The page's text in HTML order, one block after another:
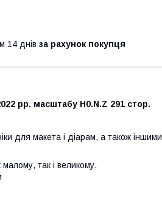
14 днів за рахунок покупця
рр. масштабу H0.N.Z 291 стор.
для макета і діарам, а також іншими
так і великому.